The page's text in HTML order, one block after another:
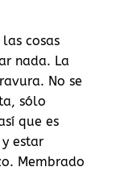
cosas
nada. La
No se
sólo
que es
estar
Membrado